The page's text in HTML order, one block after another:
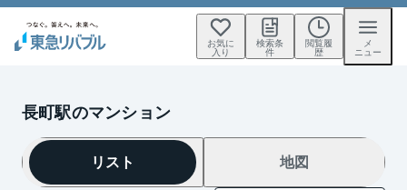
お気に
入り
検索条
件
閲覧履
歴
メ
ニュー
長町駅のマンション
リスト 地図